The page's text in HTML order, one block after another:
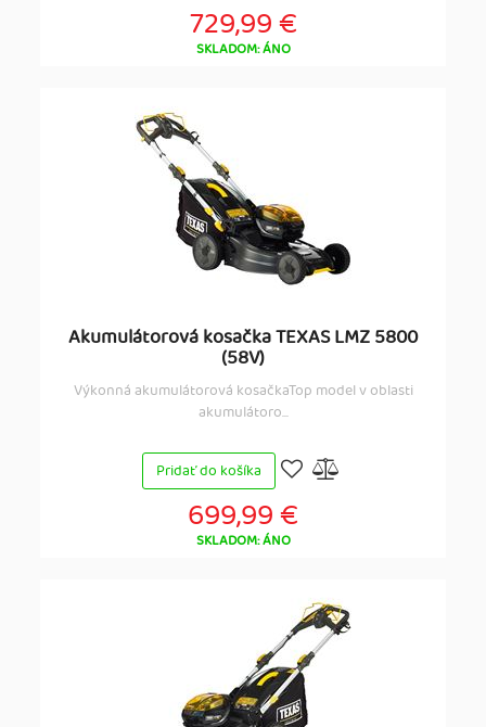
729,99 €
SKLADOM: ÁNO
Akumulátorová kosačka TEXAS LMZ 5800
(58V)
Výkonná akumulátorová kosačkaTop model v oblasti
akumulátoro...
Pridať do košíka
699,99 €
SKLADOM: ÁNO